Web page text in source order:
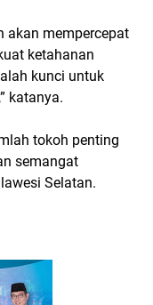
akan mempercepat
ketahanan
kunci untuk
katanya.
tokoh penting
semangat
Selatan.